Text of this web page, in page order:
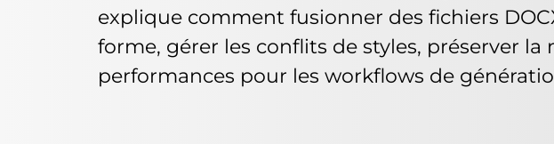
explique comment fusionner des fichiers
forme, gérer les conflits de styles, préserver
performances pour les workflows de